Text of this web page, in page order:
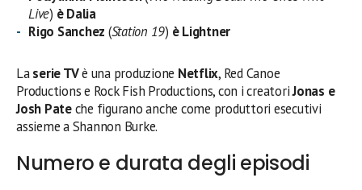
Live) è Dalia
Rigo Sanchez (Station 19) è Lightner
Laserie TVè una produzione Netflix, Red Canoe
Productions e Rock Fish Productions, con i creatoriJonas e
Josh Pateche figurano anche come produttori esecutivi
assieme a Shannon Burke.
Numero e durata degli episodi